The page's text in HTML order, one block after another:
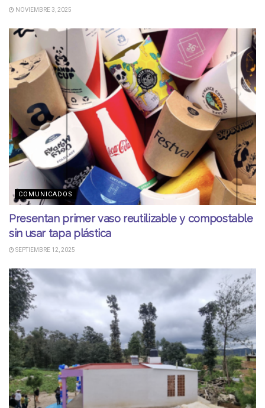
NOVIEMBRE 3, 2025
COMUNICADOS
Presentan primer vaso reutilizable y compostable
sin usar tapa plástica
SEPTIEMBRE 12, 2025